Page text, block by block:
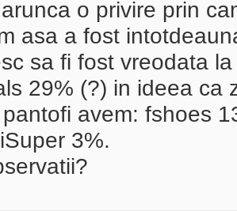
o privire prin
asa a fost
sa fi fost vreodata
29% (?) in ideea ca
avem: fshoes
3%.